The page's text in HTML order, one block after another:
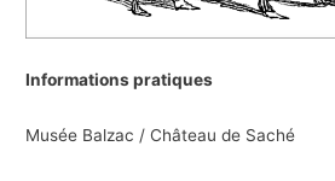
Informations pratiques
Musée Balzac / Château de Saché